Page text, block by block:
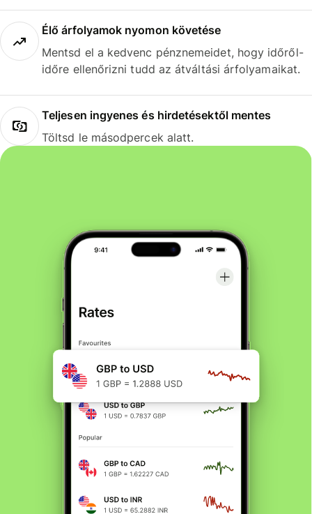
Élő árfolyamok nyomon követése
Mentsd el a kedvenc pénznemeidet, hogy időről-
időre ellenőrizni tudd az átváltási árfolyamaikat.
Teljesen ingyenes és hirdetésektől mentes
Töltsd le másodpercek alatt.